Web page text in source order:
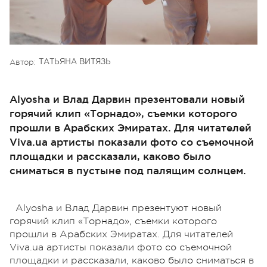
Автор: ТАТЬЯНА ВИТЯЗЬ
Alyosha и Влад Дарвин презентовали новый
горячий клип «Торнадо», съемки которого
прошли в Арабских Эмиратах. Для читателей
Viva.ua артисты показали фото со съемочной
площадки и рассказали, каково было
сниматься в пустыне под палящим солнцем.
Alyosha и Влад Дарвин презентуют новый
горячий клип «Торнадо», съемки которого
прошли в Арабских Эмиратах. Для читателей
Viva.ua артисты показали фото со съемочной
площадки и рассказали, каково было сниматься в